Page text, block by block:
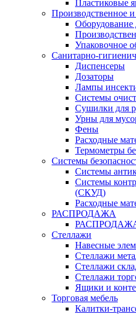
Пластиковые
Производственное
Оборудование
Упаковочное
Санитарно-
Диспенсеры
Дозаторы
Лампы
Системы
Сушилки для
Урны для
Фены
Расходные
Термометры
Системы
Системы
Системы
(СКУД)
Расходные
РАСПРОДАЖА
Стеллажи
Навесные
Стеллажи
Стеллажи
Стеллажи
Ящики и
Торговая мебель
Калитки-